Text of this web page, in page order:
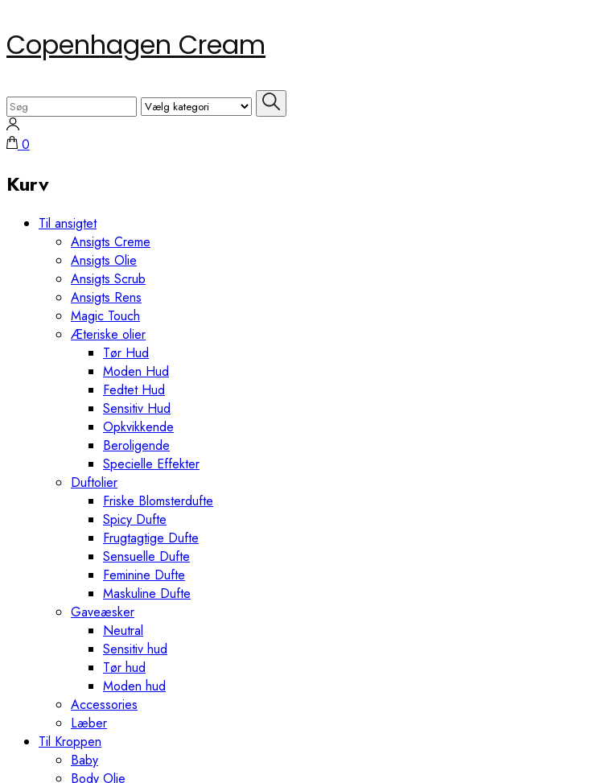
Skip
to
Enter)
Copenhagen Cream
Search
for:
0
Kurv
Til ansigtet
Ansigts Creme
Ansigts Olie
Ansigts Scrub
Ansigts Rens
Magic Touch
Æteriske olier
Tør Hud
Moden Hud
Fedtet Hud
Sensitiv Hud
Opkvikkende
Beroligende
Specielle Effekter
Duftolier
Friske Blomsterdufte
Spicy Dufte
Frugtagtige Dufte
Sensuelle Dufte
Feminine Dufte
Maskuline Dufte
Gaveæsker
Neutral
Sensitiv hud
Tør hud
Moden hud
Accessories
Læber
Til Kroppen
Baby
Body Olie